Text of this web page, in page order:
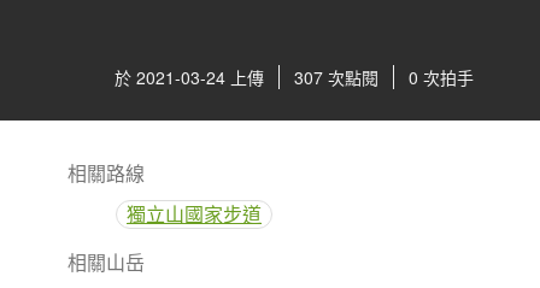
於 2021-03-24 上傳 307 次點閱 0 次拍手
相關路線
獨立山國家步道
相關山岳